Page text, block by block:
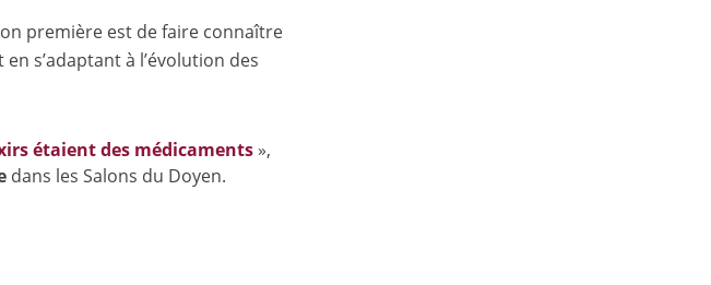
première est de faire connaître
s’adaptant à l’évolution des
étaient des médicaments »,
dans les Salons du Doyen.